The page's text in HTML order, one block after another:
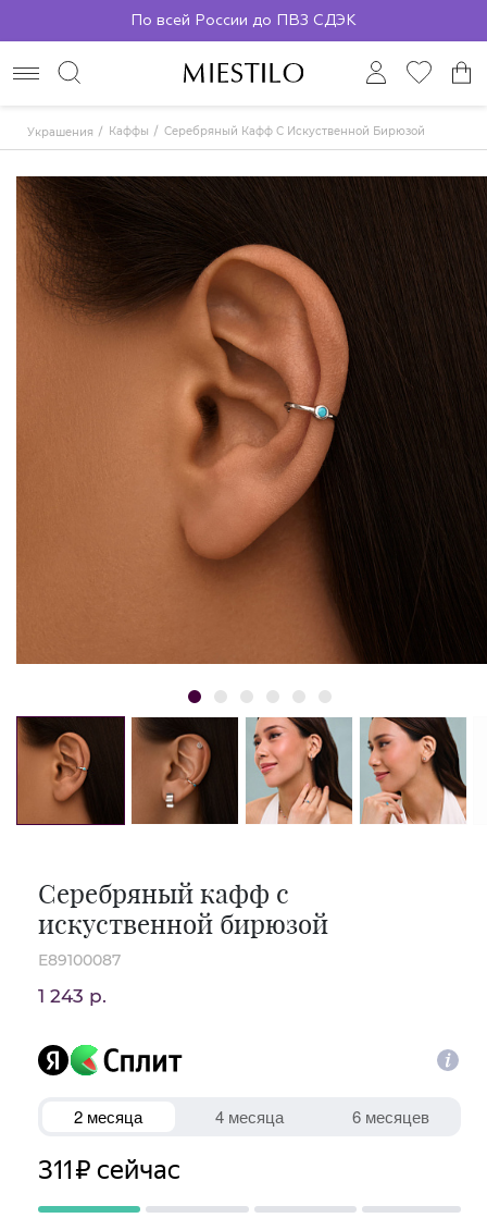
По всей России до ПВЗ СДЭК
Украшения Каффы Серебряный Кафф С Искуственной Бирюзой
Серебряный кафф с
искуственной бирюзой
E89100087
1 243 р.